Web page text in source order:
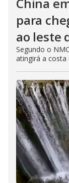
China
para
ao leste
Segundo o
atingirá a costa